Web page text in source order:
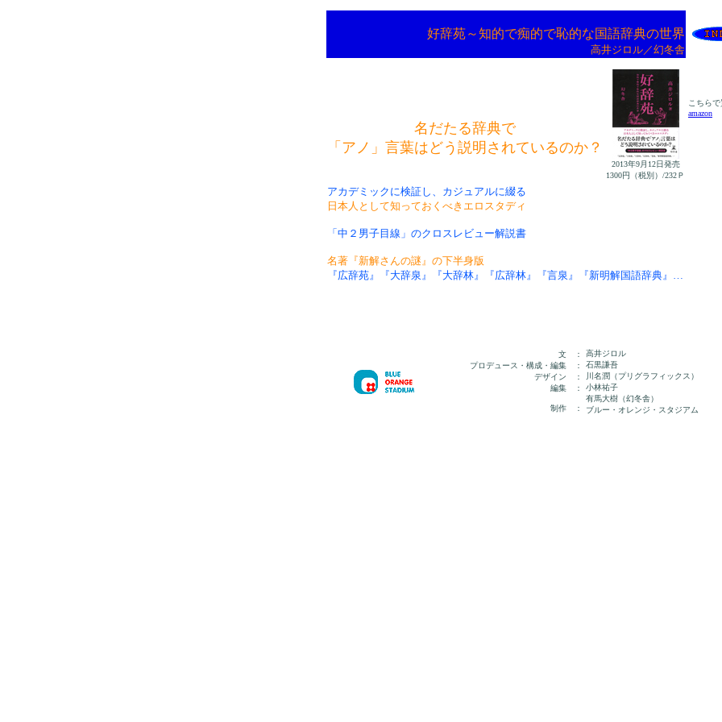
好辞苑～知的で痴的で恥的な国語辞典の世界
高井ジロル／幻冬舎
名だたる辞典で
「アノ」言葉はどう説明されているのか？
2013年9月12日発売
1300円（税別）/232Ｐ
こちら
amazon
アカデミックに検証し、カジュアルに綴る
日本人として知っておくべきエロスタディ
「中２男子目線」のクロスレビュー解説書
名著『新解さんの謎』の下半身版
『広辞苑』『大辞泉』『大辞林』『広辞林』『言泉』『新明解国語辞典』…
文 ：
プロデュース・構成・編集 ：
デザイン ：
編集 ：
制作 ：
高井ジロル
石黒謙吾
川名潤（プリグラフィックス）
小林祐子
有馬大樹（幻冬舎）
ブルー・オレンジ・スタジアム